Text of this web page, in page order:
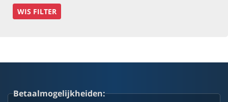
WIS FILTER
Betaalmogelijkheiden: